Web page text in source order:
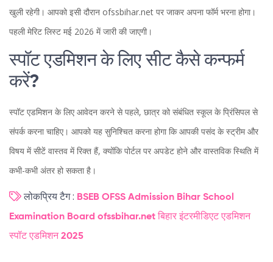
खुली रहेगी। आपको इसी दौरान ofssbihar.net पर जाकर अपना फॉर्म भरना होगा।
पहली मेरिट लिस्ट मई 2026 में जारी की जाएगी।
स्पॉट एडमिशन के लिए सीट कैसे कन्फर्म
करें?
स्पॉट एडमिशन के लिए आवेदन करने से पहले, छात्र को संबंधित स्कूल के प्रिंसिपल से
संपर्क करना चाहिए। आपको यह सुनिश्चित करना होगा कि आपकी पसंद के स्ट्रीम और
विषय में सीटें वास्तव में रिक्त हैं, क्योंकि पोर्टल पर अपडेट होने और वास्तविक स्थिति में
कभी-कभी अंतर हो सकता है।
लोकप्रिय टैग : BSEB OFSS Admission Bihar School
Examination Board ofssbihar.net बिहार इंटरमीडिएट एडमिशन
स्पॉट एडमिशन 2025